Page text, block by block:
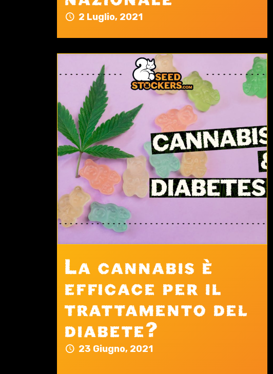
2 Luglio, 2021
23 Giugno, 2021
La cannabis è
efficace per il
trattamento del
diabete?